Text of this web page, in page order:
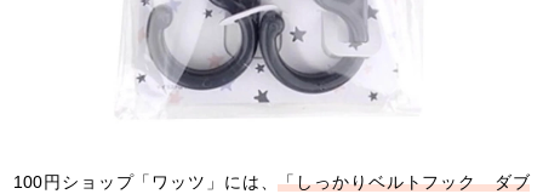
100円ショップ「ワッツ」には、「しっかりベルトフック ダブ